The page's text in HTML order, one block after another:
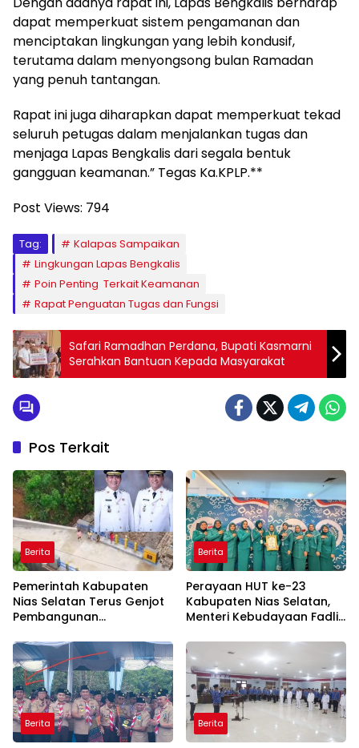
dapat memperkuat sistem pengamanan dan
menciptakan lingkungan yang lebih kondusif,
terutama dalam menyongsong bulan Ramadan
yang penuh tantangan.
Rapat ini juga diharapkan dapat memperkuat tekad
seluruh petugas dalam menjalankan tugas dan
menjaga Lapas Bengkalis dari segala bentuk
gangguan keamanan.” Tegas Ka.KPLP.**
Post Views: 794
Tag:
Kalapas Sampaikan
Lingkungan Lapas Bengkalis
Poin Penting Terkait Keamanan
Rapat Penguatan Tugas dan Fungsi
Safari Ramadhan Perdana, Bupati Kasmarni
Serahkan Bantuan Kepada Masyarakat
Pos Terkait
Berita
Pemerintah Kabupaten
Nias Selatan Terus Genjot
Pembangunan
Mendorong Konektivitas
dan Pertumbuhan Daerah
Berita
Perayaan HUT ke-23
Kabupaten Nias Selatan,
Menteri Kebudayaan Fadli
sebagai Fondasi
Pembangunan Daerah
Berita Berita